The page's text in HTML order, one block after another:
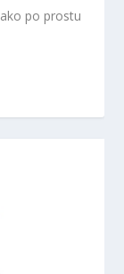
po prostu